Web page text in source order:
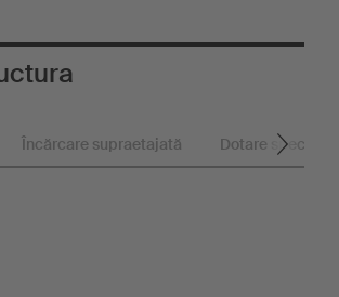
Încărcare supraetajată Dotare specială